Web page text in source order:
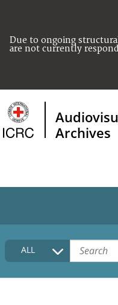
Due to ongoing
are not currently
Archives
HOME
COLLECTIONS
ALL